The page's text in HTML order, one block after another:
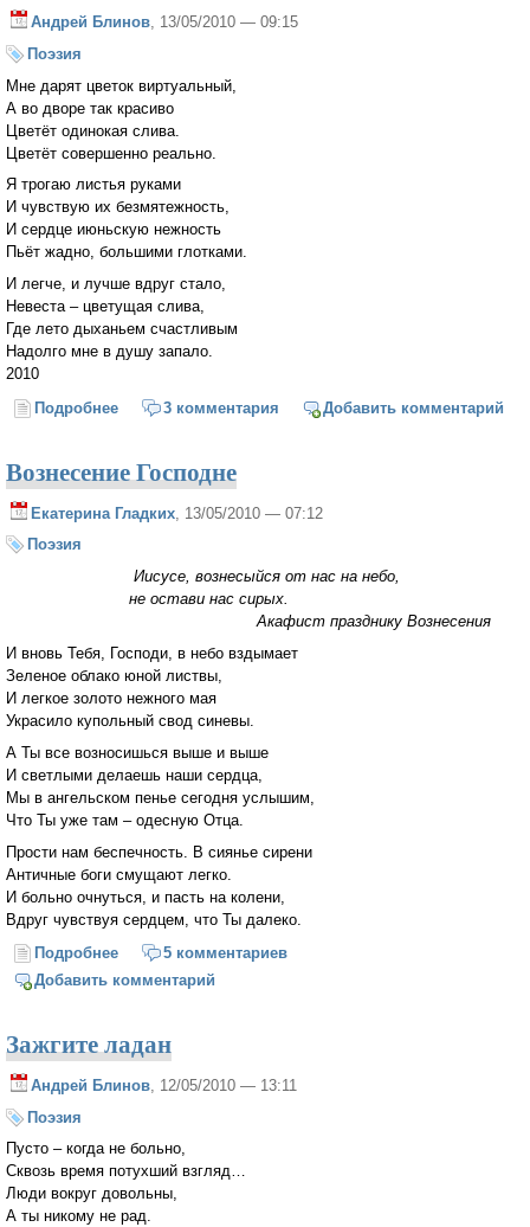
Андрей Блинов, 13/05/2010 — 09:15
Поэзия
Мне дарят цветок виртуальный,
А во дворе так красиво
Цветёт одинокая слива.
Цветёт совершенно реально.
Я трогаю листья руками
И чувствую их безмятежность,
И сердце июньскую нежность
Пьёт жадно, большими глотками.
И легче, и лучше вдруг стало,
Невеста – цветущая слива,
Где лето дыханьем счастливым
Надолго мне в душу запало.
2010
Подробнее о Слива3 комментария Добавить комментарий
Вознесение Господне
Екатерина Гладких , 13/05/2010 — 07:12
Поэзия
Иисусе, вознесыйся от нас на небо,
не остави нас сирых.
Акафист празднику Вознесения
И вновь Тебя, Господи, в небо вздымает
Зеленое облако юной листвы,
И легкое золото нежного мая
Украсило купольный свод синевы.
А Ты все возносишься выше и выше
И светлыми делаешь наши сердца,
Мы в ангельском пенье сегодня услышим,
Что Ты уже там – одесную Отца.
Прости нам беспечность. В сиянье сирени
Античные боги смущают легко.
И больно очнуться, и пасть на колени,
Вдруг чувствуя сердцем, что Ты далеко.
Подробнее о Вознесение Господне
5 комментариев
Добавить комментарий
Зажгите ладан
Андрей Блинов , 12/05/2010 — 13:11
Поэзия
Пусто – когда не больно,
Сквозь время потухший взгляд…
Люди вокруг довольны,
А ты никому не рад.